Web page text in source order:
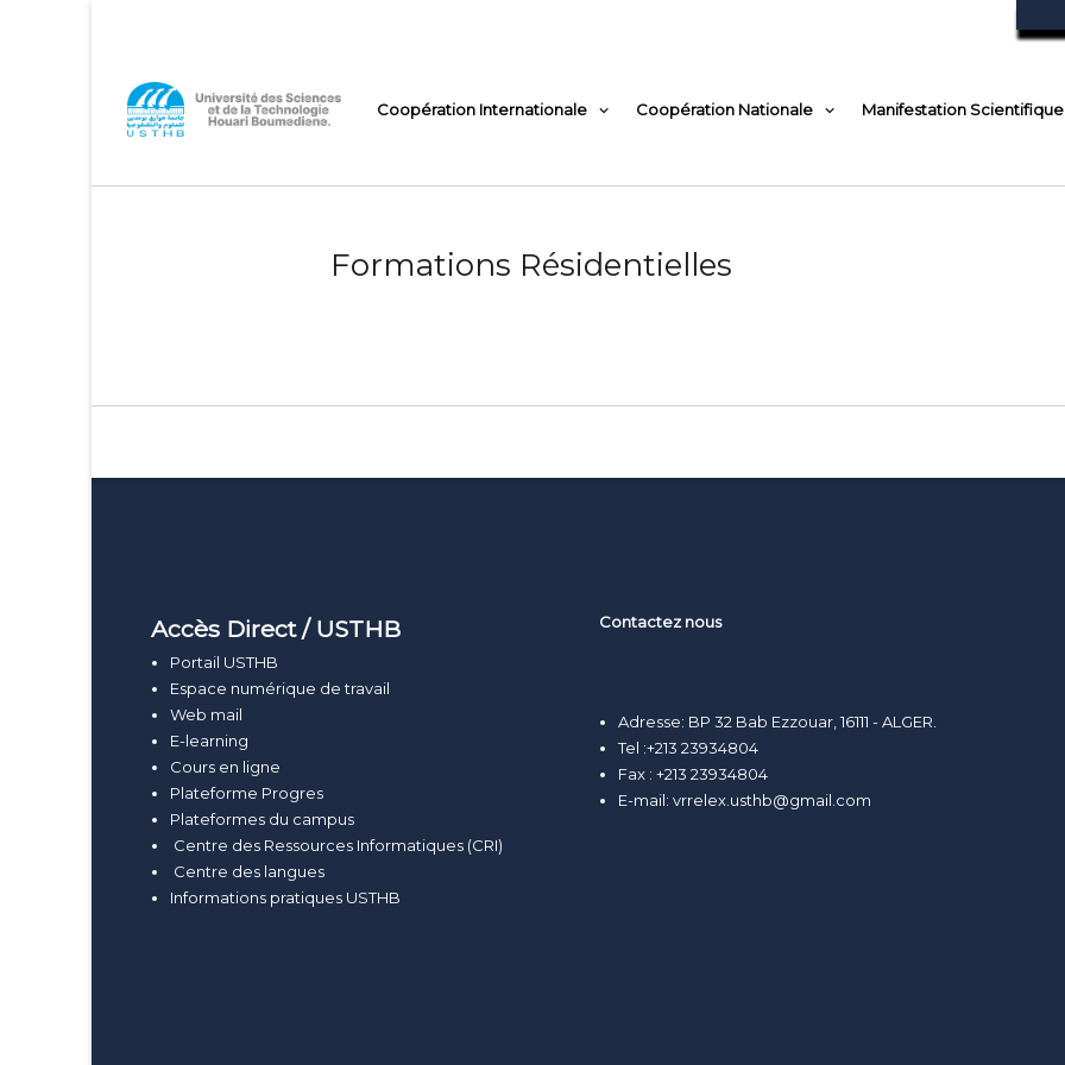
USTHB-
VRRELEX
menu
Coopération Internationale Coopération Nationale Manifestation Scientifique
Formations Résidentielles
Accès Direct / USTHB
Portail USTHB
Espace numérique de travail
Web mail
E-learning
Cours en ligne
Plateforme Progres
Plateformes du campus
Centre des Ressources Informatiques (CRI)
Centre des langues
Informations pratiques USTHB
Contactez nous
Adresse: BP 32 Bab Ezzouar, 16111 - ALGER.
Tel :+213 23934804
Fax : +213 23934804
E-mail: vrrelex.usthb@gmail.com